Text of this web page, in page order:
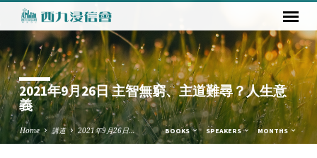
2021年9月26日 主智無窮、主道難尋？人生意
義
Home 講道 2021年9月26日… BOOKS SPEAKERS MONTHS